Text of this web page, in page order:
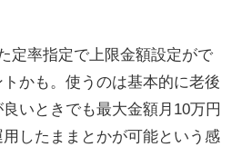
定率指定で上限金額設定がで
かも。使うのは基本的に老後
いときでも最大金額月10万円
したままとかが可能という感